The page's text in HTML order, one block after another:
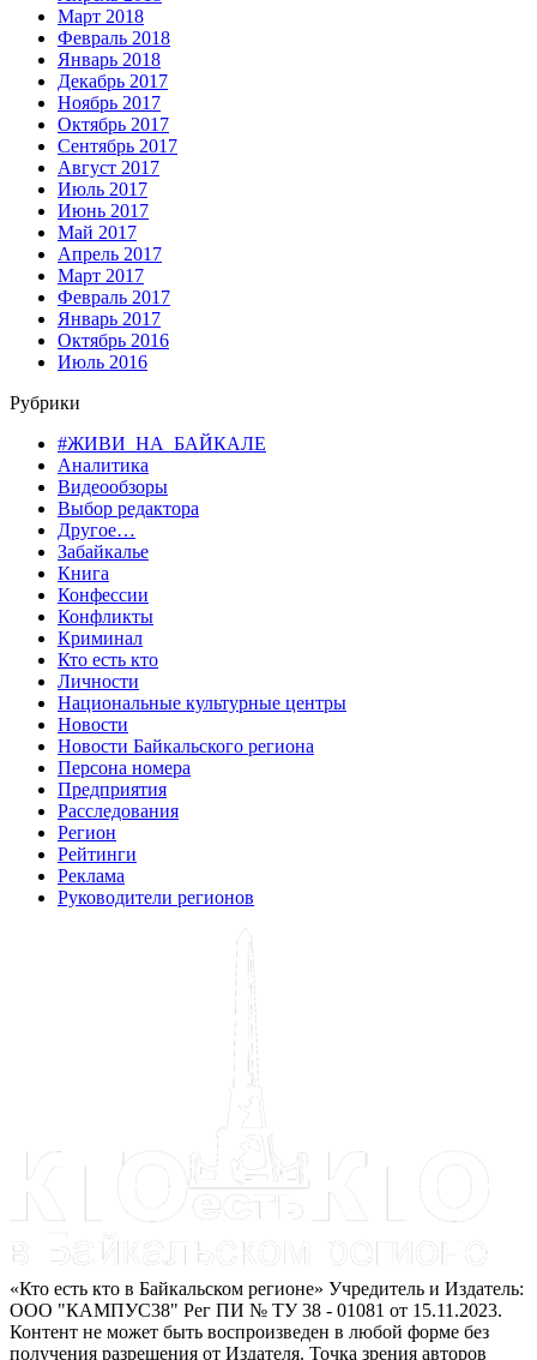
Март 2018
Февраль 2018
Январь 2018
Декабрь 2017
Ноябрь 2017
Октябрь 2017
Сентябрь 2017
Август 2017
Июль 2017
Июнь 2017
Май 2017
Апрель 2017
Март 2017
Февраль 2017
Январь 2017
Октябрь 2016
Июль 2016
Рубрики
#ЖИВИ_НА_БАЙКАЛЕ
Аналитика
Видеообзоры
Выбор редактора
Другое…
Забайкалье
Книга
Конфессии
Конфликты
Криминал
Кто есть кто
Личности
Национальные культурные центры
Новости
Новости Байкальского региона
Персона номера
Предприятия
Расследования
Регион
Рейтинги
Реклама
Руководители регионов
«Кто есть кто в Байкальском регионе» Учредитель и Издатель:
ООО "КАМПУС38" Рег ПИ № ТУ 38 - 01081 от 15.11.2023.
Контент не может быть воспроизведен в любой форме без
получения разрешения от Издателя. Точка зрения авторов